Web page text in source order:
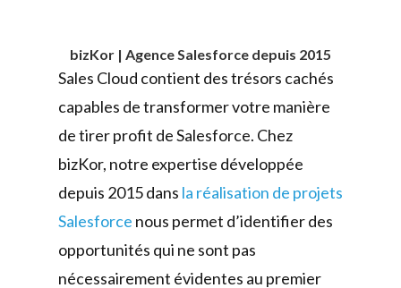
bizKor | Agence Salesforce depuis 2015
Sales Cloud contient des trésors cachés
capables de transformer votre manière
de tirer profit de Salesforce. Chez
bizKor, notre expertise développée
depuis 2015 dans la réalisation de projets
Salesforce nous permet d’identifier des
opportunités qui ne sont pas
nécessairement évidentes au premier